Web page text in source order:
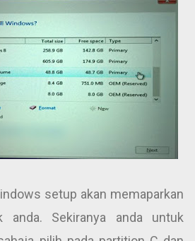
setup akan memaparkan
anda. Sekiranya anda untuk